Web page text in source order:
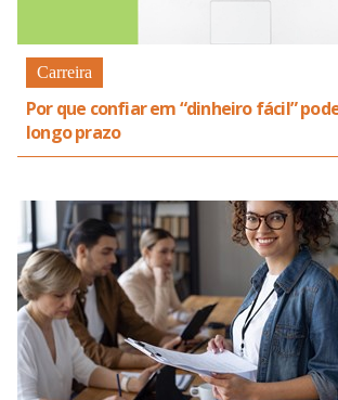
Carreira
Por que confiar em “dinheiro fácil”
longo prazo